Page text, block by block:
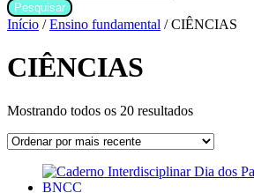
Pesquisar
Início /Ensino fundamental / CIÊNCIAS
CIÊNCIAS
Mostrando todos os 20 resultadosClassificado
mais